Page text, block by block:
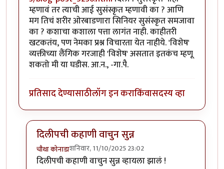
म्हणावं तर त्याची आई सुसंस्कृत म्हणावी का ? आणि
मग तिचं शरीर ओरबाडणारा सिनियर सुसंस्कृत समजावा
का ? कशाचा कशाला पत्ता लागंत नाही. काहीतरी
खटकतंय, पण नेमका प्रश्न विचारता येत नाहीये. 'विशेष'
व्यक्तीच्या लैंगिक गरजाही 'विशेष' असतात इतकंच म्हणू
शकतो मी या घडीस. आ.न., -गा.पै.
प्रतिसाद देण्यासाठीलॉग इन कराकिंवासदस्य व्हा
दिलीपची कहाणी वाचुन सुन्न
चौथा कोनाडाशनिवार, 11/10/2025 23:02
In reply toआवेग आणि समजbyगामा पैलवान
दिलीपची कहाणी वाचुन सुन्न व्हायला झालं !